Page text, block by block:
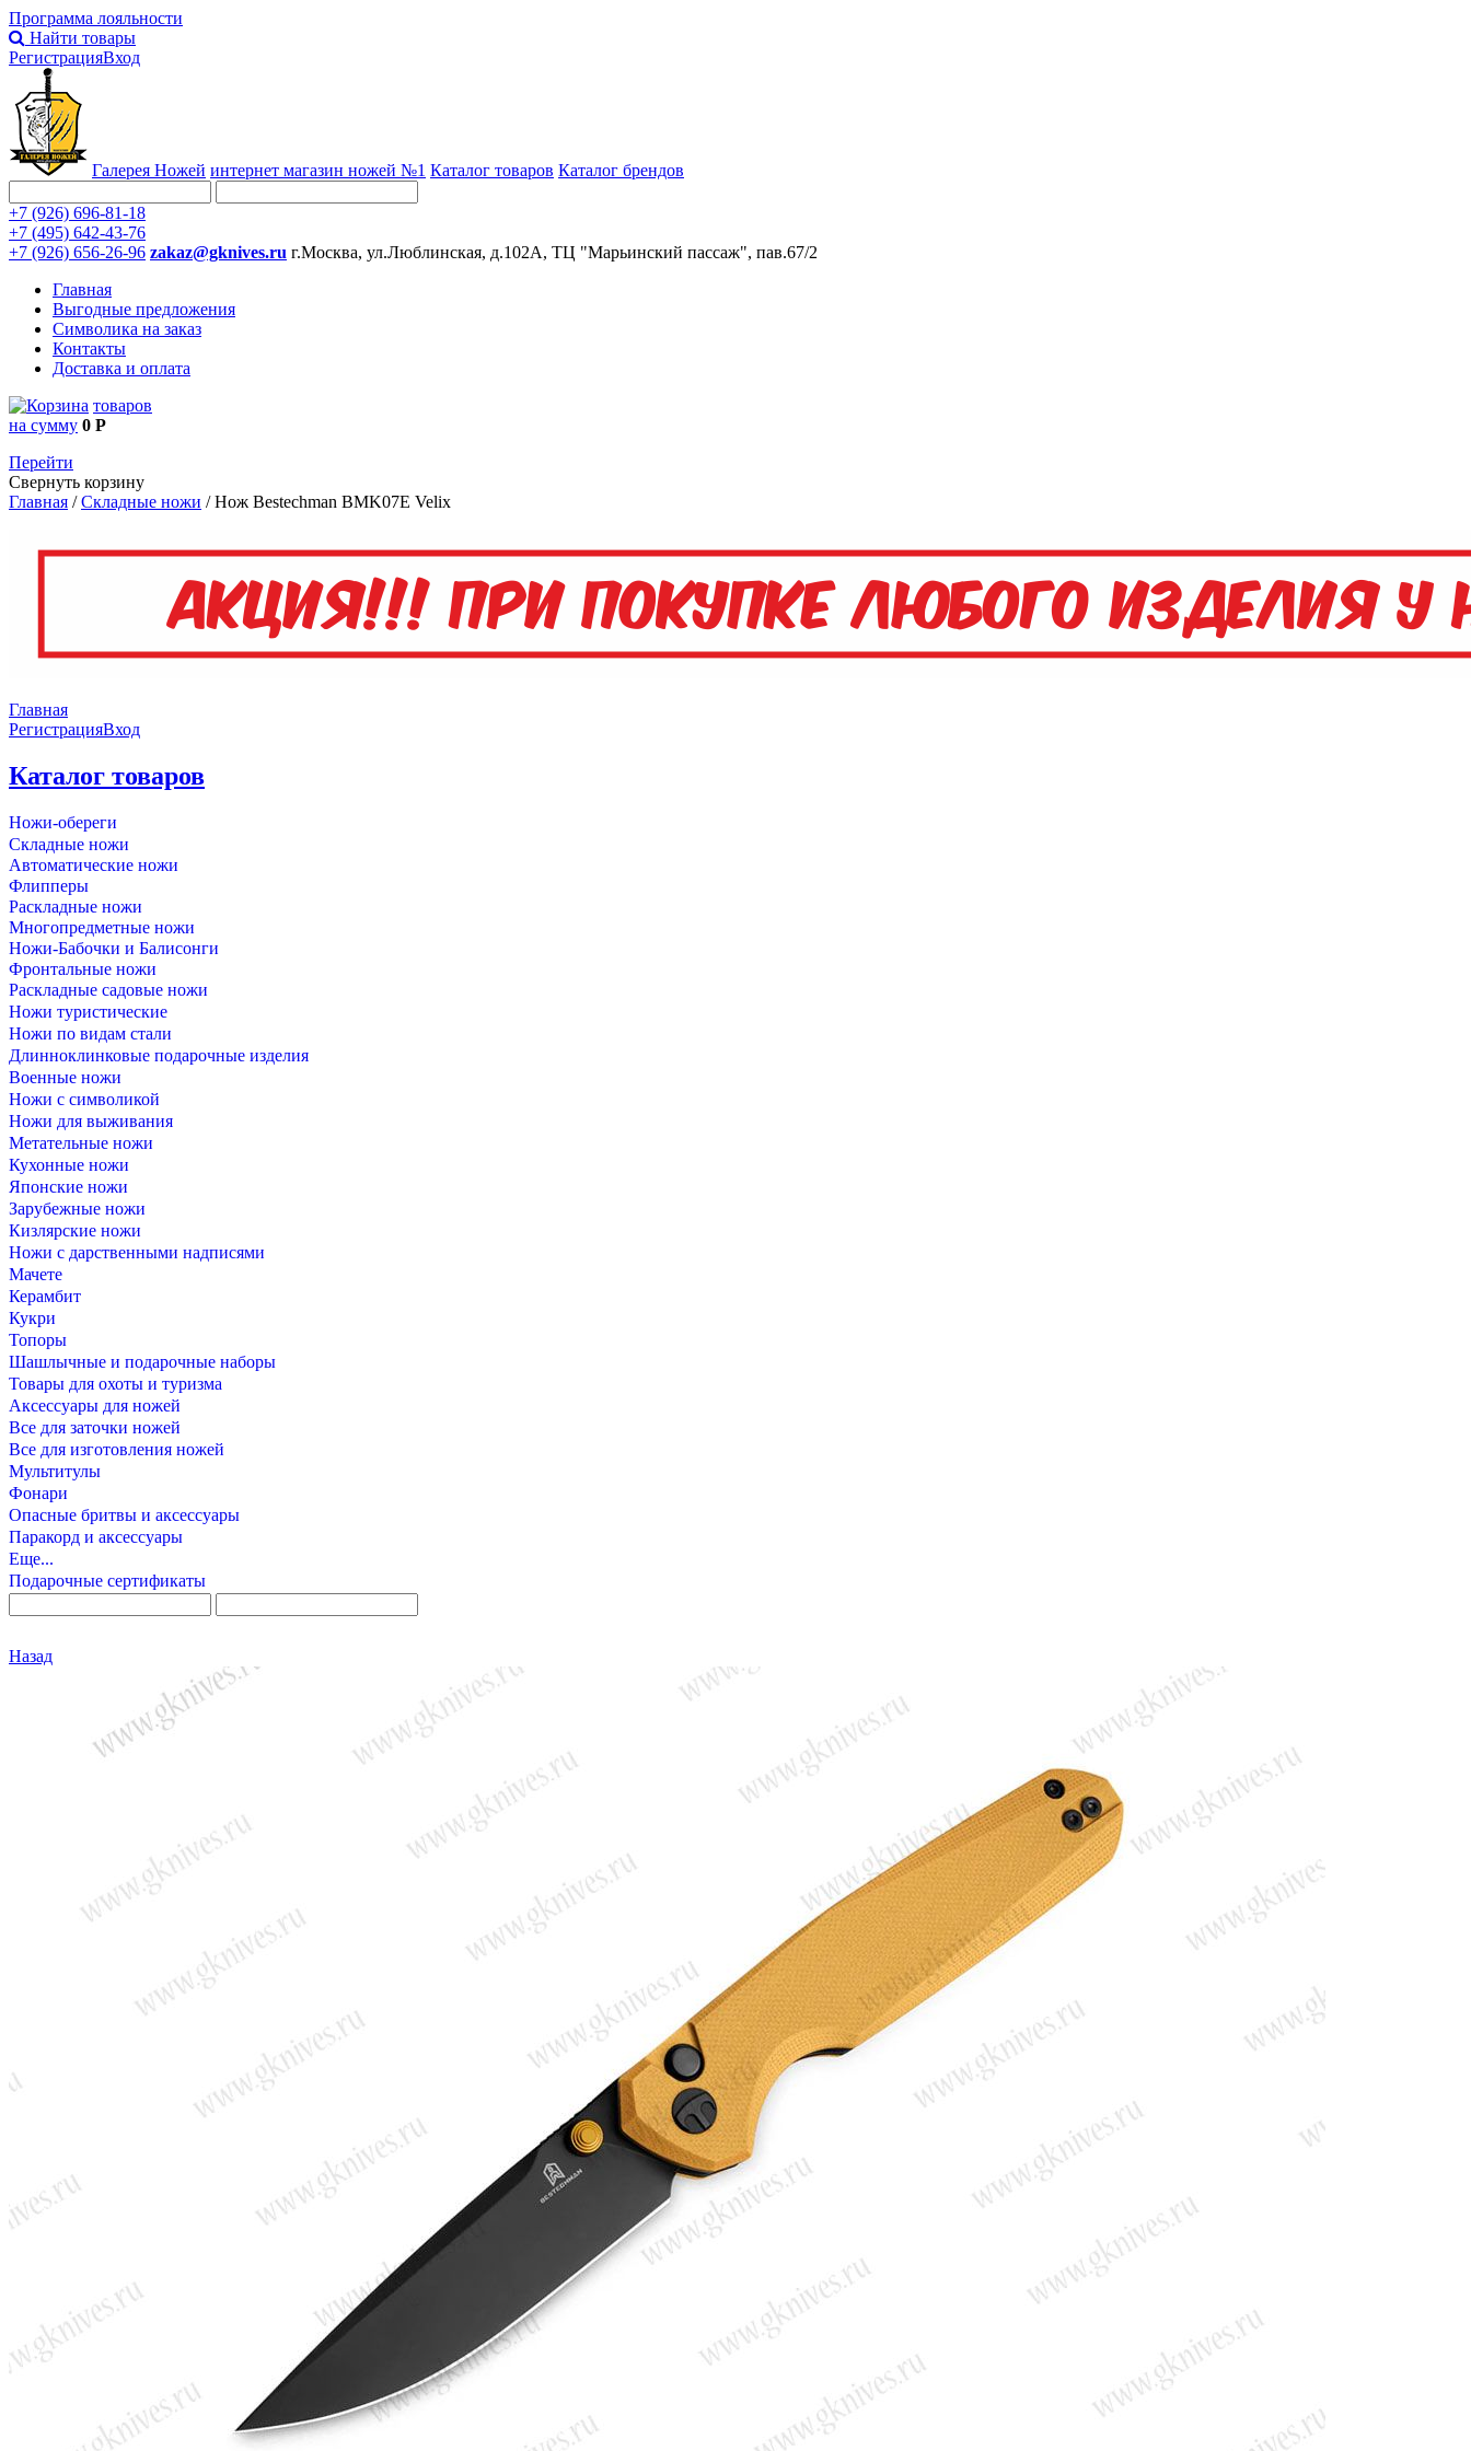
Программа лояльности
Найти товары
РегистрацияВход
Галерея Ножей интернет магазин ножей №1 Каталог товаров Каталог брендов
+7 (926) 696-81-18
+7 (495) 642-43-76
+7 (926) 656-26-96 zakaz@gknives.ru г.Москва, ул.Люблинская, д.102А, ТЦ "Марьинский пассаж", пав.67/2
Главная
Выгодные предложения
Символика на заказ
Контакты
Доставка и оплата
товаров
на сумму 0 Р
Перейти
Свернуть корзину
Главная /Складные ножи /Нож Bestechman BMK07E Velix
Главная
РегистрацияВход
Каталог товаров
Ножи-обереги
Складные ножи
Автоматические ножи
Флипперы
Раскладные ножи
Многопредметные ножи
Ножи-Бабочки и Балисонги
Фронтальные ножи
Раскладные садовые ножи
Ножи туристические
Ножи по видам стали
Длинноклинковые подарочные изделия
Военные ножи
Ножи с символикой
Ножи для выживания
Метательные ножи
Кухонные ножи
Японские ножи
Зарубежные ножи
Кизлярские ножи
Ножи с дарственными надписями
Мачете
Керамбит
Кукри
Топоры
Шашлычные и подарочные наборы
Товары для охоты и туризма
Аксессуары для ножей
Все для заточки ножей
Все для изготовления ножей
Мультитулы
Фонари
Опасные бритвы и аксессуары
Паракорд и аксессуары
Еще...
Подарочные сертификаты
Назад